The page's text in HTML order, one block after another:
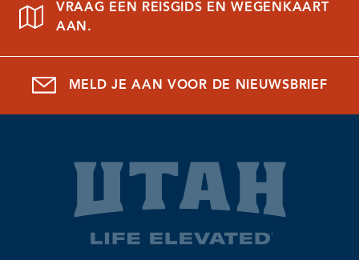
VRAAG EEN REISGIDS EN WEGENKAART
AAN.
MELD JE AAN VOOR DE NIEUWSBRIEF